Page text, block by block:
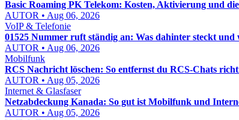
Basic Roaming PK Telekom: Kosten, Aktivierung und
AUTOR • Aug 06, 2026
VoIP & Telefonie
01525 Nummer ruft ständig an: Was dahinter steckt und
AUTOR • Aug 06, 2026
Mobilfunk
RCS Nachricht löschen: So entfernst du RCS-Chats
AUTOR • Aug 05, 2026
Internet & Glasfaser
Netzabdeckung Kanada: So gut ist Mobilfunk und
AUTOR • Aug 05, 2026